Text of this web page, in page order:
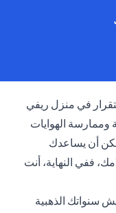
في منزل ريفي
وممارسة الهوايات
أن يساعدك
ففي النهاية، أنت
سنواتك الذهبية